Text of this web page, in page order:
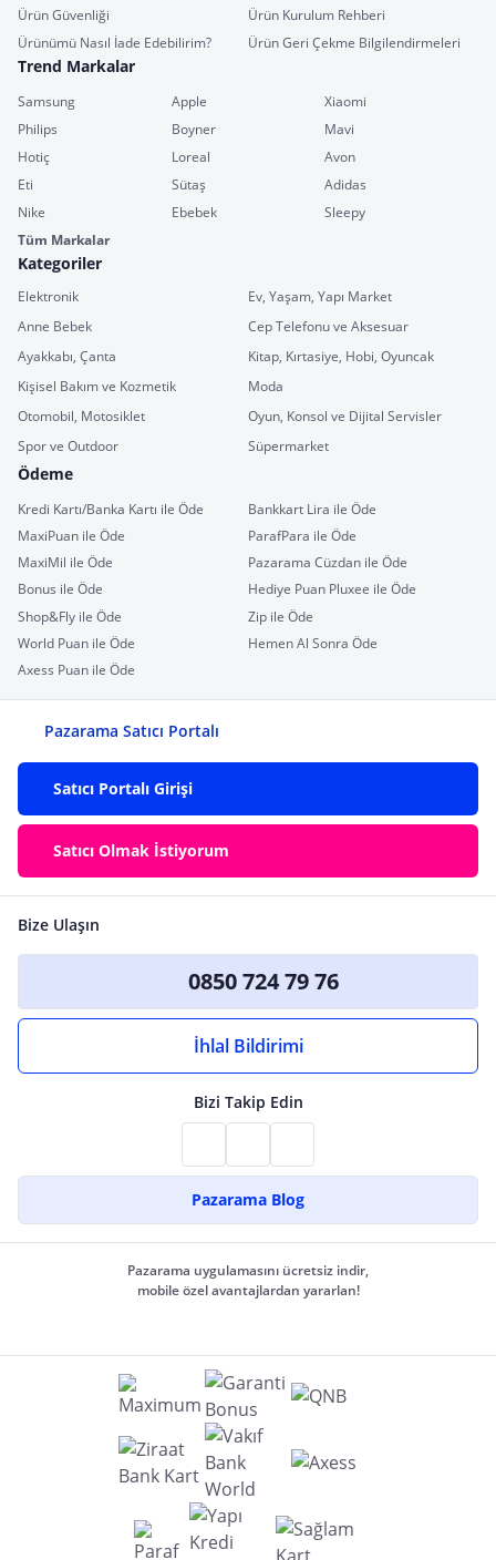
Ürün Güvenliği
Ürün Kurulum Rehberi
Ürünümü Nasıl İade Edebilirim?
Ürün Geri Çekme Bilgilendirmeleri
Trend Markalar
Samsung Apple
Xiaomi
Philips
Boyner
Mavi
Hotiç
Loreal
Avon
Eti
Sütaş
Adidas
Nike
Ebebek
Sleepy
Tüm Markalar
Kategoriler
Elektronik
Ev, Yaşam, Yapı Market
Anne Bebek
Cep Telefonu ve Aksesuar
Ayakkabı, Çanta
Kitap, Kırtasiye, Hobi, Oyuncak
Kişisel Bakım ve Kozmetik
Moda
Otomobil, Motosiklet
Oyun, Konsol ve Dijital Servisler
Spor ve Outdoor
Süpermarket
Ödeme
Kredi Kartı/Banka Kartı ile Öde
Bankkart Lira ile Öde
MaxiPuan ile Öde
ParafPara ile Öde
MaxiMil ile Öde
Pazarama Cüzdan ile Öde
Bonus ile Öde
Hediye Puan Pluxee ile Öde
Shop&Fly ile Öde
Zip ile Öde
World Puan ile Öde
Hemen Al Sonra Öde
Axess Puan ile Öde
Pazarama Satıcı Portalı
Satıcı Portalı Girişi
Satıcı Olmak İstiyorum
Bize Ulaşın
0850 724 79 76
İhlal Bildirimi
Bizi Takip Edin
Pazarama Blog
Pazarama uygulamasını ücretsiz indir,
mobile özel avantajlardan yararlan!